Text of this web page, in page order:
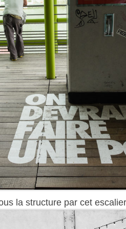
la structure par cet